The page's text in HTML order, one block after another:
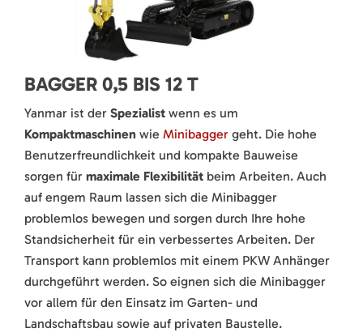
BAGGER 0,5 BIS 12 T
Yanmar ist der Spezialist wenn es um
Kompaktmaschinen wie Minibagger geht. Die hohe
Benutzerfreundlichkeit und kompakte Bauweise
sorgen für maximale Flexibilität beim Arbeiten. Auch
auf engem Raum lassen sich die Minibagger
problemlos bewegen und sorgen durch Ihre hohe
Standsicherheit für ein verbessertes Arbeiten. Der
Transport kann problemlos mit einem PKW Anhänger
durchgeführt werden. So eignen sich die Minibagger
vor allem für den Einsatz im Garten- und
Landschaftsbau sowie auf privaten Baustelle.